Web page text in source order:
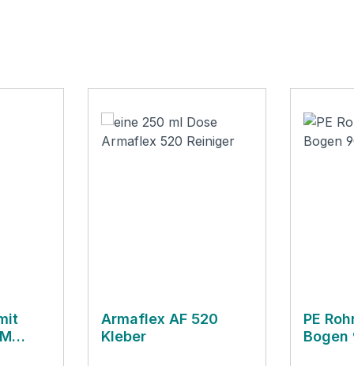
Armaflex AF 520
Kleber
PE
Bogen